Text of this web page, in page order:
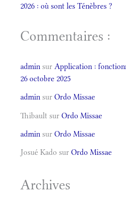
2026 : où sont les Ténèbres ?
Commentaires :
admin sur Application :
26 octobre 2025
admin sur Ordo Missae
Thibault sur Ordo Missae
admin sur Ordo Missae
Josué Kado sur Ordo Missae
Archives